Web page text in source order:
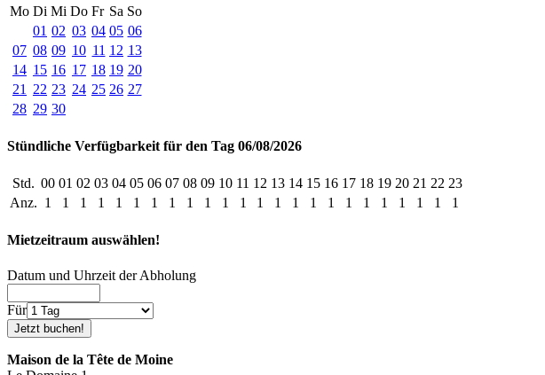
Mo Di Mi Do Fr Sa So
01 02 03 04 05 06
07 08 09 10 11 12 13
14 15 16 17 18 19 20
21
22 23 24 25 26 27
28 29 30
Stündliche Verfügbarkeit für den Tag 06/08/2026
Std. 00 01 02 03 04 05 06 07 08 09 10 11 12 13 14 15 16 17 18 19 20 21 22 23
Anz. 1 1 1 1 1 1 1 1 1 1 1 1 1 1 1 1 1 1 1 1 1 1 1 1
Mietzeitraum auswählen!
Datum und Uhrzeit der Abholung
Für
Maison de la Tête de Moine